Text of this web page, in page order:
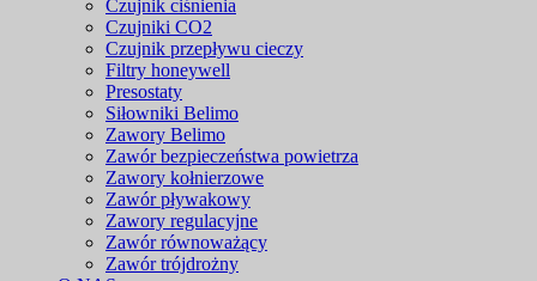
Czujnik ciśnienia
Czujniki CO2
Czujnik przepływu cieczy
Filtry honeywell
Presostaty
Siłowniki Belimo
Zawory Belimo
Zawór bezpieczeństwa powietrza
Zawory kołnierzowe
Zawór pływakowy
Zawory regulacyjne
Zawór równoważący
Zawór trójdrożny